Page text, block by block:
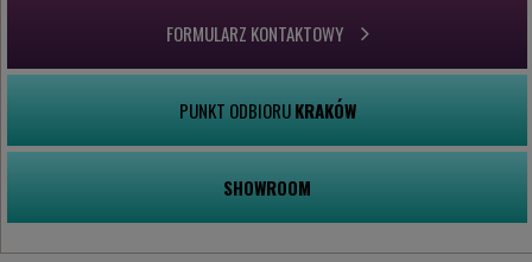
FORMULARZ KONTAKTOWY
PUNKT ODBIORUKRAKÓW
SHOWROOM